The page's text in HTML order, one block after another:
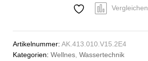
Vergleichen
Artikelnummer:AK.413.010.V15.2E4
Kategorien:Wellnes,Wassertechnik